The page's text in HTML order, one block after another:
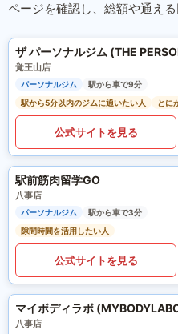
ページを確認し、総額や通え
ザ パーソナルジム (THE
覚王山店
パーソナルジム
駅から車で9分
駅から5分以内のジムに通いたい人
とに
公式サイトを見る
駅前筋肉留学GO
八事店
パーソナルジム
駅から車で3分
隙間時間を活用したい人
公式サイトを見る
マイボディラボ
八事店